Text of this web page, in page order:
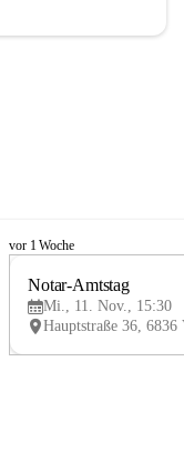
V
vor 1 Woche
Notar-Amtstag
Mi., 11. Nov., 15:30